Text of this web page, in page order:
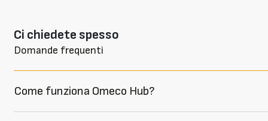
Ci chiedete spesso
Domande frequenti
Come funziona Omeco Hub?